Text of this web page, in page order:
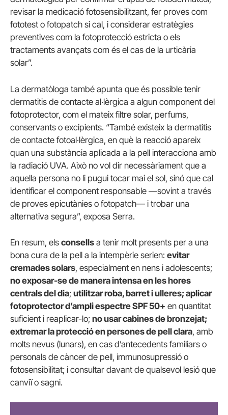
revisar la medicació fotosensibilitzant, fer proves com
fototest o fotopatch si cal, i considerar estratègies
preventives com la fotoprotecció estricta o els
tractaments avançats com és el cas de la urticària
solar”.
La dermatòloga també apunta que és possible tenir
dermatitis de contacte al·lèrgica a algun component del
fotoprotector, com el mateix filtre solar, perfums,
conservants o excipients. “També existeix la dermatitis
de contacte fotoal·lèrgica, en què la reacció apareix
quan una substància aplicada a la pell interacciona amb
la radiació UVA. Això no vol dir necessàriament que a
aquella persona no li pugui tocar mai el sol, sinó que cal
identificar el component responsable —sovint a través
de proves epicutànies o fotopatch— i trobar una
alternativa segura”, exposa Serra.
En resum, els consells a tenir molt presents per a una
bona cura de la pell a la intempèrie serien: evitar
cremades solars, especialment en nens i adolescents;
no exposar-se de manera intensa en les hores
centrals del dia; utilitzar roba, barret i ulleres; aplicar
fotoprotector d’ampli espectre SPF 50+ en quantitat
suficient i reaplicar-lo; no usar cabines de bronzejat;
extremar la protecció en persones de pell clara, amb
molts nevus (lunars), en cas d’antecedents familiars o
personals de càncer de pell, immunosupressió o
fotosensibilitat; i consultar davant de qualsevol lesió que
canviï o sagni.